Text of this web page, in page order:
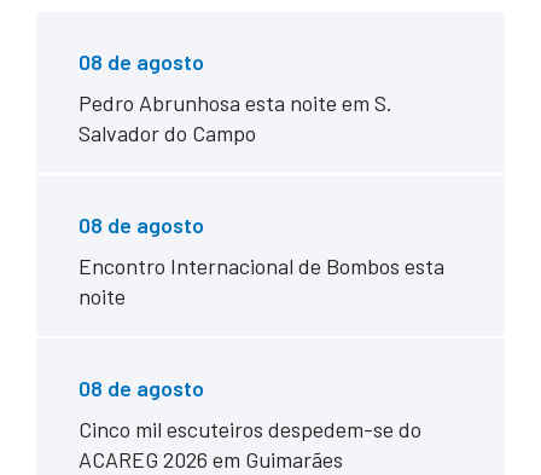
08 de agosto
Pedro Abrunhosa esta noite em S.
Salvador do Campo
08 de agosto
Encontro Internacional de Bombos esta
noite
08 de agosto
Cinco mil escuteiros despedem-se do
ACAREG 2026 em Guimarães